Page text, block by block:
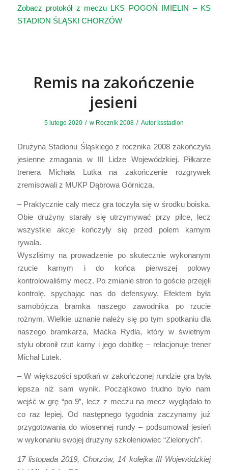
Zobacz protokół z meczu LKS POGOŃ IMIELIN – KS
STADION ŚLĄSKI CHORZÓW
Remis na zakończenie
jesieni
5 lutego 2020 / w Rocznik 2008 / Autor ksstadion
Drużyna Stadionu Śląskiego z rocznika 2008 zakończyła
jesienne zmagania w III Lidze Wojewódzkiej. Piłkarze
trenera Michała Lutka na zakończenie rozgrywek
zremisowali z MUKP Dąbrowa Górnicza.
– Praktycznie cały mecz gra toczyła się w środku boiska.
Obie drużyny starały się utrzymywać przy piłce, lecz
wszystkie akcje kończyły się przed polem karnym
rywala.
Wyszliśmy na prowadzenie po skutecznie wykonanym
rzucie karnym i do końca pierwszej polowy
kontrolowaliśmy mecz. Po zmianie stron to goście przejęli
kontrolę, spychając nas do defensywy. Efektem była
samobójcza bramka naszego zawodnika po rzucie
rożnym. Wielkie uznanie należy się po tym spotkaniu dla
naszego bramkarza, Maćka Rydla, który w świetnym
stylu obronił rzut karny i jego dobitkę – relacjonuje trener
Michał Lutek.
– W większości spotkań w zakończonej rundzie gra była
lepsza niż sam wynik. Początkowo trudno było nam
wejść w grę “po 9”, lecz z meczu na mecz wyglądało to
co raz lepiej. Od następnego tygodnia zaczynamy już
przygotowania do wiosennej rundy – podsumował jesień
w wykonaniu swojej drużyny szkoleniowiec “Zielonych”.
17 listopada 2019, Chorzów, 14 kolejka III Wojewódzkiej